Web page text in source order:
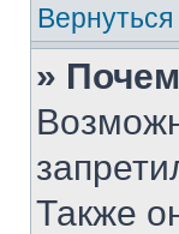
»
Также